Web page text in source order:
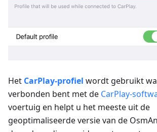
Het CarPlay-profiel wordt gebruikt
verbonden bent met de CarPlay-
voertuig en helpt u het meeste uit de
geoptimaliseerde versie van de